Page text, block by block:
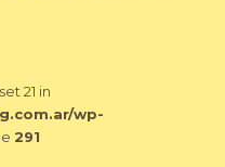
21 in
wp-
291